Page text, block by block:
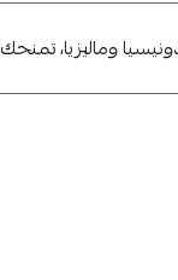
وماليزيا،